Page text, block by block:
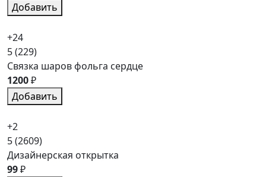
Добавить
+24
5(229)
Связка шаров фольга сердце
1200₽
Добавить
+2
5(2609)
Дизайнерская открытка
99₽